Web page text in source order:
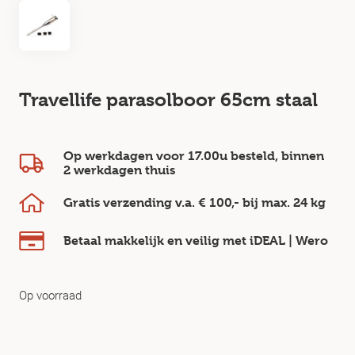
Travellife parasolboor 65cm staal
Op werkdagen voor 17.00u besteld, binnen
2 werkdagen thuis
Gratis verzending v.a. € 100,- bij max. 24 kg
Betaal makkelijk en veilig met iDEAL | Wero
Op voorraad